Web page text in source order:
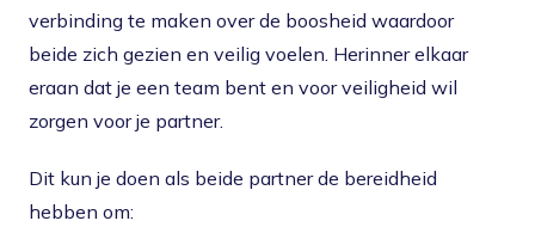
verbinding te maken over de boosheid waardoor
beide zich gezien en veilig voelen. Herinner elkaar
eraan dat je een team bent en voor veiligheid wil
zorgen voor je partner.
Dit kun je doen als beide partner de bereidheid
hebben om: